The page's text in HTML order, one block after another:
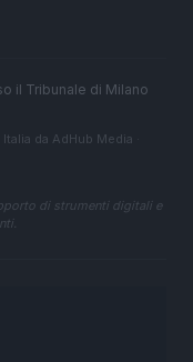
il Tribunale di Milano
da AdHub Media
di strumenti digitali e